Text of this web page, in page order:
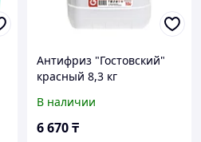
Антифриз "Гостовский"
красный 8,3 кг
В наличии
6 670₸